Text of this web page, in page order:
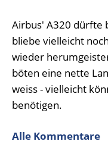
Airbus' A320 dürfte
bliebe vielleicht
wieder
böten eine nette
weiss - vielleicht
benötigen.
Alle Kommentare